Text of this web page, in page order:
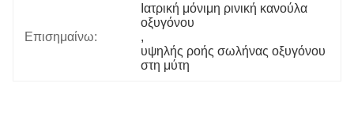
Επισημαίνω:
Ιατρική μόνιμη ρινική κανούλα
οξυγόνου
,
υψηλής ροής σωλήνας οξυγόνου
στη μύτη